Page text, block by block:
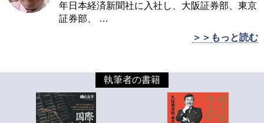
年日本経済新聞社に入社し、大阪証券部、東京
証券部、
…
＞＞もっと読む
執筆者の書籍